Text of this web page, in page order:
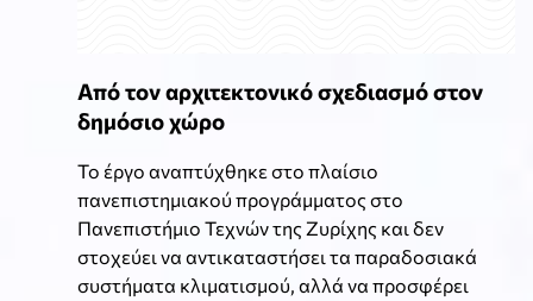
Από τον αρχιτεκτονικό σχεδιασμό στον
δημόσιο χώρο
Το έργο αναπτύχθηκε στο πλαίσιο
πανεπιστημιακού προγράμματος στο
Πανεπιστήμιο Τεχνών της Ζυρίχης και δεν
στοχεύει να αντικαταστήσει τα παραδοσιακά
συστήματα κλιματισμού, αλλά να προσφέρει